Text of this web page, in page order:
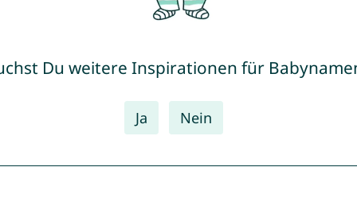
Du weitere Inspirationen für
Ja Nein